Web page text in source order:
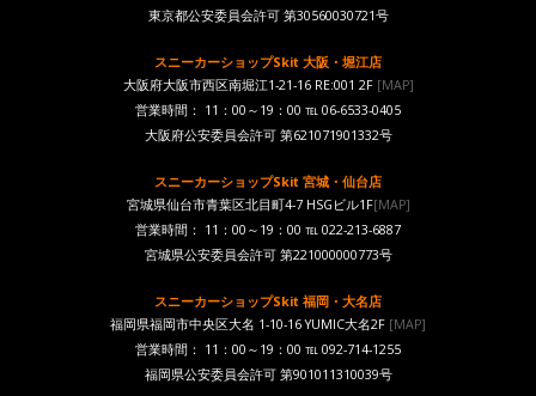
東京都公安委員会許可 第30560030721号
スニーカーショップSkit 大阪・堀江店
大阪府大阪市西区南堀江1-21-16 RE:001 2F[MAP]
営業時間： 11：00～19：00 ℡ 06-6533-0405
大阪府公安委員会許可 第621071901332号
スニーカーショップSkit 宮城・仙台店
宮城県仙台市青葉区北目町4-7 HSGビル1F[MAP]
営業時間： 11：00～19：00 ℡ 022-213-6887
宮城県公安委員会許可 第221000000773号
スニーカーショップSkit 福岡・大名店
福岡県福岡市中央区大名 1-10-16 YUMIC大名2F [MAP]
営業時間： 11：00～19：00 ℡ 092-714-1255
福岡県公安委員会許可 第901011310039号